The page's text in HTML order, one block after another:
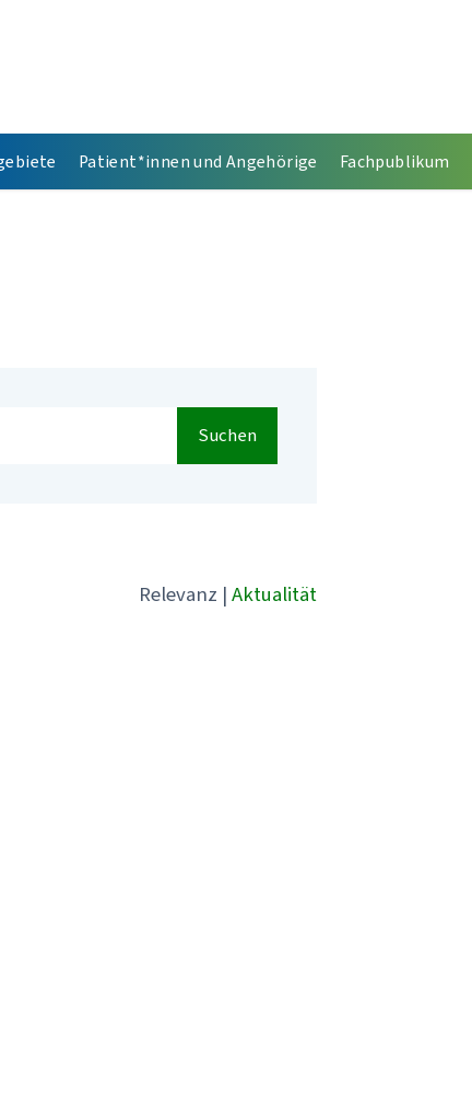
Patient*innen und Angehörige Fachpublikum
Suchen
Relevanz | Aktualität